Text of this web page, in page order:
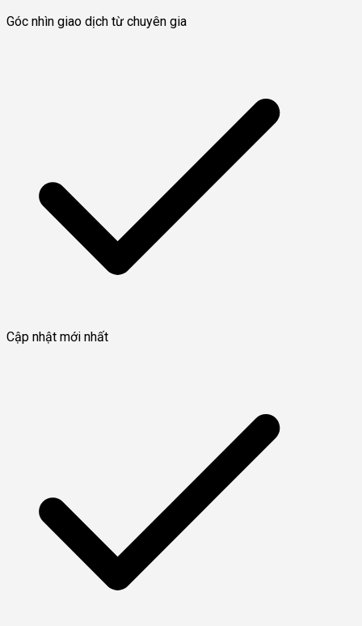
Góc nhìn giao dịch từ chuyên gia
Cập nhật mới nhất